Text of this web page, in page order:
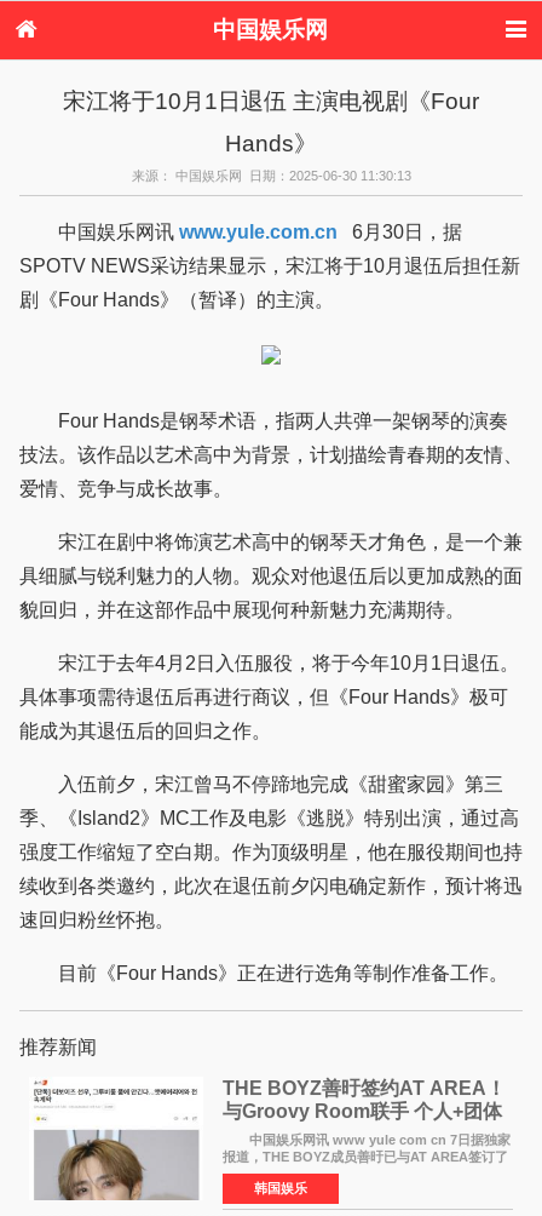
中国娱乐网
港台娱乐
日本娱乐 韩国娱乐
欧美娱乐
音乐新闻 影视新闻
港台明星八卦
日本韩国明星
欧美明星八卦
宋江将于10月1日退伍 主演电视剧《Four
Hands》
来源： 中国娱乐网 日期：2025-06-30 11:30:13
中国娱乐网讯 www.yule.com.cn 6月30日，据
SPOTV NEWS采访结果显示，宋江将于10月退伍后担任新
剧《Four Hands》（暂译）的主演。
Four Hands是钢琴术语，指两人共弹一架钢琴的演奏
技法。该作品以艺术高中为背景，计划描绘青春期的友情、
爱情、竞争与成长故事。
宋江在剧中将饰演艺术高中的钢琴天才角色，是一个兼
具细腻与锐利魅力的人物。观众对他退伍后以更加成熟的面
貌回归，并在这部作品中展现何种新魅力充满期待。
宋江于去年4月2日入伍服役，将于今年10月1日退伍。
具体事项需待退伍后再进行商议，但《Four Hands》极可
能成为其退伍后的回归之作。
入伍前夕，宋江曾马不停蹄地完成《甜蜜家园》第三
季、《Island2》MC工作及电影《逃脱》特别出演，通过高
强度工作缩短了空白期。作为顶级明星，他在服役期间也持
续收到各类邀约，此次在退伍前夕闪电确定新作，预计将迅
速回归粉丝怀抱。
目前《Four Hands》正在进行选角等制作准备工作。
推荐新闻
THE BOYZ善旴签约AT AREA！
与Groovy Room联手 个人+团体
活动并行
中国娱乐网讯 www yule com cn 7日据独家
报道，THE BOYZ成员善旴已与AT AREA签订了
专属合约。AT AREA是由知名制作人组合
Groovy Room创立的hip-hop厂牌，旗下拥有多
位实力派音乐人，在韩
韩国娱乐